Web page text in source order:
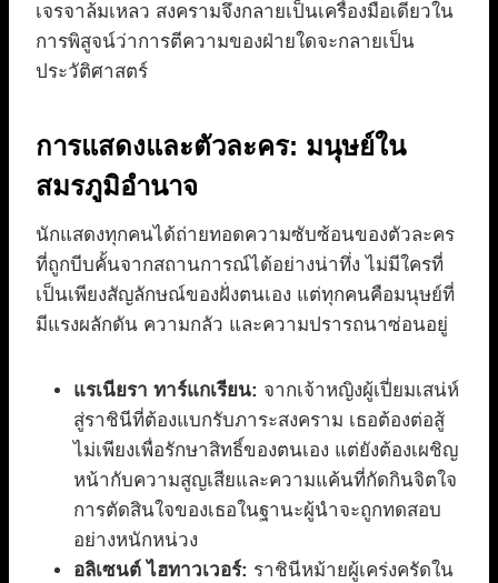
เจรจาล้มเหลว สงครามจึงกลายเป็นเครื่องมือเดียวใน
การพิสูจน์ว่าการตีความของฝ่ายใดจะกลายเป็น
ประวัติศาสตร์
การแสดงและตัวละคร: มนุษย์ใน
สมรภูมิอำนาจ
นักแสดงทุกคนได้ถ่ายทอดความซับซ้อนของตัวละคร
ที่ถูกบีบคั้นจากสถานการณ์ได้อย่างน่าทึ่ง ไม่มีใครที่
เป็นเพียงสัญลักษณ์ของฝั่งตนเอง แต่ทุกคนคือมนุษย์ที่
มีแรงผลักดัน ความกลัว และความปรารถนาซ่อนอยู่
แรเนียรา ทาร์แกเรียน: จากเจ้าหญิงผู้เปี่ยมเสน่ห์
สู่ราชินีที่ต้องแบกรับภาระสงคราม เธอต้องต่อสู้
ไม่เพียงเพื่อรักษาสิทธิ์ของตนเอง แต่ยังต้องเผชิญ
หน้ากับความสูญเสียและความแค้นที่กัดกินจิตใจ
การตัดสินใจของเธอในฐานะผู้นำจะถูกทดสอบ
อย่างหนักหน่วง
อลิเซนต์ ไฮทาวเวอร์: ราชินีหม้ายผู้เคร่งครัดใน